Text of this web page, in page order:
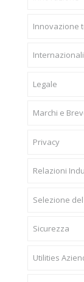
Innovazione
Legale
Marchi e
Privacy
Relazioni
Selezione
Sicurezza
Utilities